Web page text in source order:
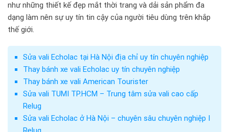
như những thiết kế đẹp mắt thời trang và dải sản phẩm đa
dạng làm nên sự uy tín tin cậy của người tiêu dùng trên khắp
thế giới.
Sửa vali Echolac tại Hà Nội địa chỉ uy tín chuyên nghiệp
Thay bánh xe vali Echolac uy tín chuyên nghiệp
Thay bánh xe vali American Tourister
Sửa vali TUMI TP.HCM – Trung tâm sửa vali cao cấp
Relug
Sửa vali Echolac ở Hà Nội – chuyên sâu chuyên nghiệp I